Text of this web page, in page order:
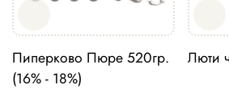
Пиперково Пюре 520гр.
(16% - 18%)
Люти